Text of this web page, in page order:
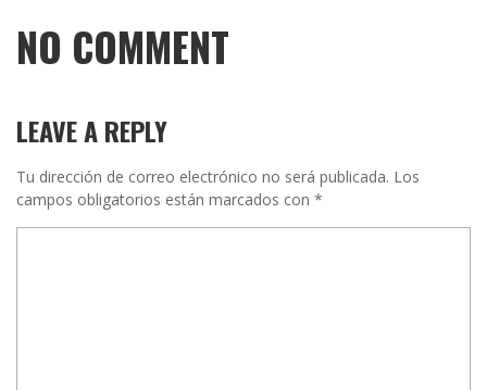
NO COMMENT
LEAVE A REPLY
Tu dirección de correo electrónico no será publicada. Los
campos obligatorios están marcados con *